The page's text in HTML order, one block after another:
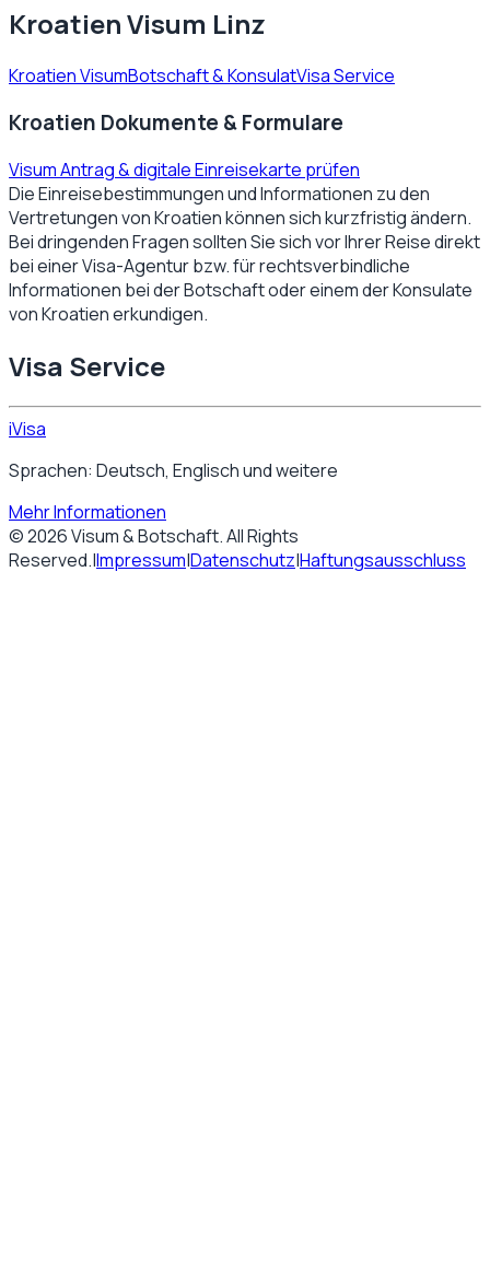
Kroatien Visum Linz
Kroatien VisumBotschaft & KonsulatVisa Service
Kroatien Dokumente & Formulare
Visum Antrag & digitale Einreisekarte prüfen
Die Einreisebestimmungen und Informationen zu den
Vertretungen vonKroatienkönnen sich kurzfristig ändern.
Bei dringenden Fragen sollten Sie sich vor Ihrer Reise direkt
bei einer Visa-Agentur bzw. für rechtsverbindliche
Informationen bei der Botschaft oder einem der Konsulate
vonKroatienerkundigen.
Visa Service
iVisa
Sprachen: Deutsch, Englisch und weitere
Mehr Informationen
©2026Visum & Botschaft. All Rights
Reserved.|Impressum|Datenschutz|Haftungsausschluss